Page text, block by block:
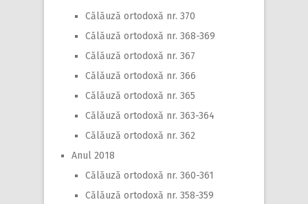
Călăuză ortodoxă nr. 370
Călăuză ortodoxă nr. 368-369
Călăuză ortodoxă nr. 367
Călăuză ortodoxă nr. 366
Călăuză ortodoxă nr. 365
Călăuză ortodoxă nr. 363-364
Călăuză ortodoxă nr. 362
Anul 2018
Călăuză ortodoxă nr. 360-361
Călăuză ortodoxă nr. 358-359